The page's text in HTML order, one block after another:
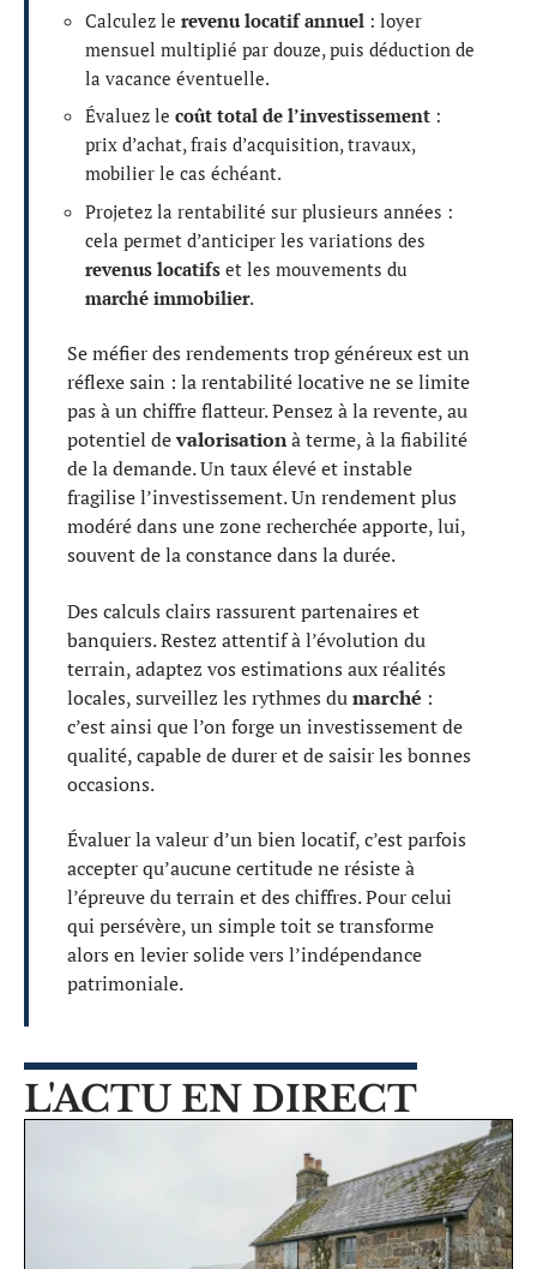
Calculez le revenu locatif annuel : loyer
mensuel multiplié par douze, puis déduction de
la vacance éventuelle.
Évaluez le coût total de l’investissement :
prix d’achat, frais d’acquisition, travaux,
mobilier le cas échéant.
Projetez la rentabilité sur plusieurs années :
cela permet d’anticiper les variations des
revenus locatifs et les mouvements du
marché immobilier.
Se méfier des rendements trop généreux est un
réflexe sain : la rentabilité locative ne se limite
pas à un chiffre flatteur. Pensez à la revente, au
potentiel devalorisationà terme, à la fiabilité
de la demande. Un taux élevé et instable
fragilise l’investissement. Un rendement plus
modéré dans une zone recherchée apporte, lui,
souvent de la constance dans la durée.
Des calculs clairs rassurent partenaires et
banquiers. Restez attentif à l’évolution du
terrain, adaptez vos estimations aux réalités
locales, surveillez les rythmes dumarché :
c’est ainsi que l’on forge un investissement de
qualité, capable de durer et de saisir les bonnes
occasions.
Évaluer la valeur d’un bien locatif, c’est parfois
accepter qu’aucune certitude ne résiste à
l’épreuve du terrain et des chiffres. Pour celui
qui persévère, un simple toit se transforme
alors en levier solide vers l’indépendance
patrimoniale.
L'ACTU EN DIRECT